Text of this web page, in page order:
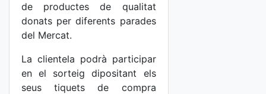
de productes de qualitat
donats per diferents parades
del Mercat.
La clientela podrà participar
en el sorteig dipositant els
seus tiquets de compra